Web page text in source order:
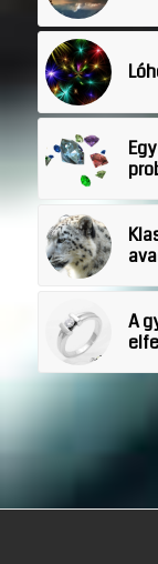
A